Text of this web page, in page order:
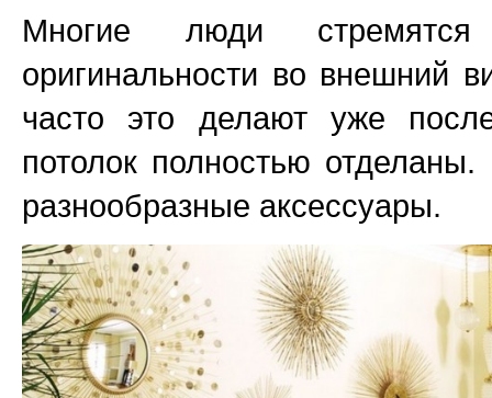
Многие люди стремятся
оригинальности во внешний
часто это делают уже
потолок полностью
разнообразные аксессуары.